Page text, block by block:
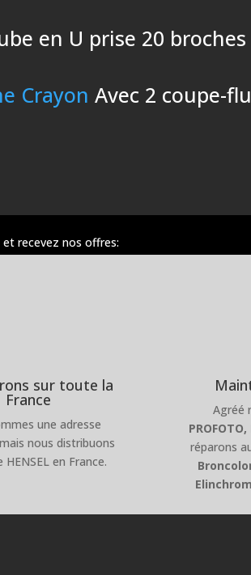
en U prise 20
Crayon Avec 2 coupe-
recevez nos offres:
sur toute la
France
une adresse
nous distribuons
HENSEL en France.
Agréé
PROFOTO,
réparons